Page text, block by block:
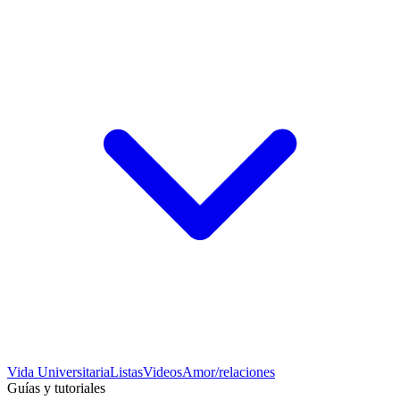
Vida UniversitariaListasVideosAmor/relaciones
Guías y tutoriales